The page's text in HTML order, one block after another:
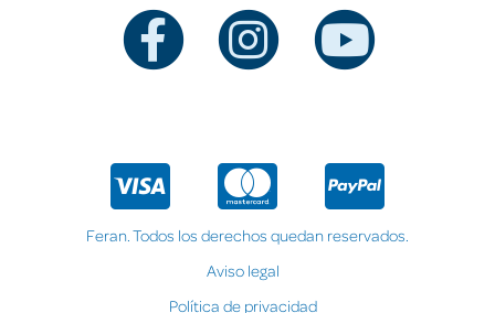
Feran. Todos los derechos quedan reservados.
Aviso legal
Política de privacidad